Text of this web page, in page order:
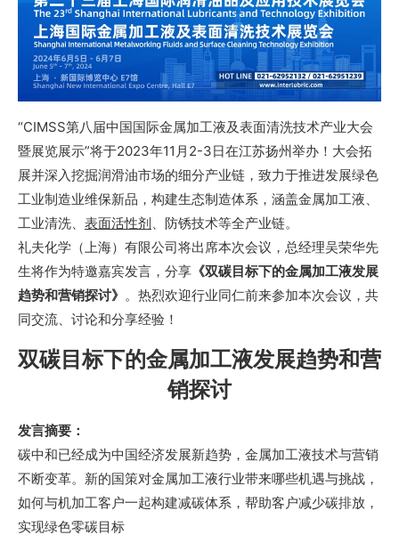
“CIMSS第八届中国国际金属加工液及表面清洗技术产业大会
暨展览展示”将于2023年11月2-3日在江苏扬州举办！大会拓
展并深入挖掘润滑油市场的细分产业链，致力于推进发展绿色
工业制造业维保新品，构建生态制造体系，涵盖金属加工液、
工业清洗、 表面活性剂 、防锈技术等全产业链。
礼夫化学（上海）有限公司将出席本次会议，总经理吴荣华先
生将作为特邀嘉宾发言，分享 《双碳目标下的金属加工液发展
趋势和营销探讨》 。热烈欢迎行业同仁前来参加本次会议，共
同交流、讨论和分享经验！
双碳目标下的金属加工液发展趋势和营
销探讨
发言摘要：
碳中和已经成为中国经济发展新趋势，金属加工液技术与营销
不断变革。新的国策对金属加工液行业带来哪些机遇与挑战，
如何与机加工客户一起构建减碳体系，帮助客户减少碳排放，
实现绿色零碳目标